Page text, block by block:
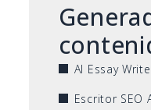
AI Essay
Escritor SEO